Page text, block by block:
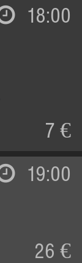
18:00
7 €
19:00
26 €